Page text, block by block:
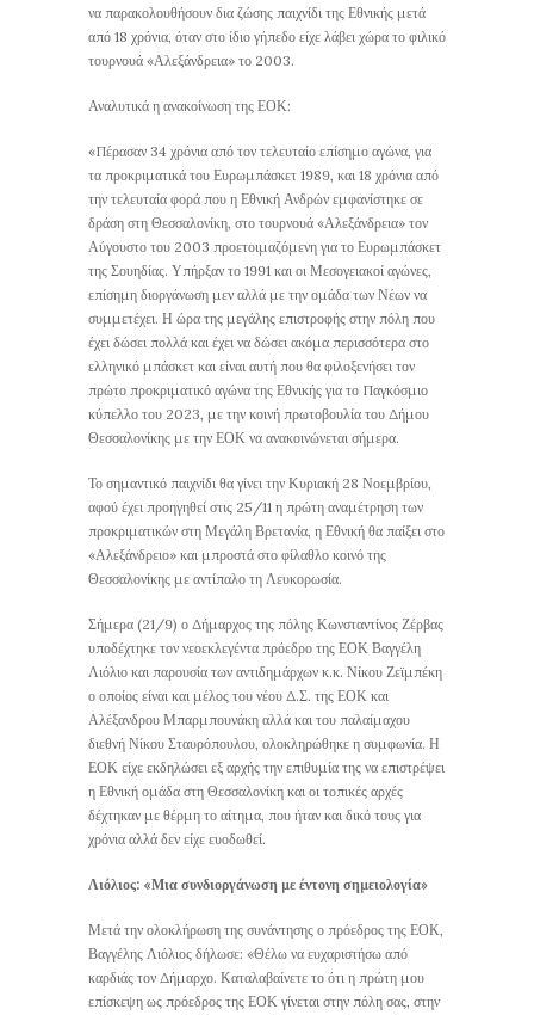
να παρακολουθήσουν δια ζώσης παιχνίδι της Εθνικής μετά
από 18 χρόνια, όταν στο ίδιο γήπεδο είχε λάβει χώρα το φιλικό
τουρνουά «Αλεξάνδρεια» το 2003.
Αναλυτικά η ανακοίνωση της ΕΟΚ:
«Πέρασαν 34 χρόνια από τον τελευταίο επίσημο αγώνα, για
τα προκριματικά του Ευρωμπάσκετ 1989, και 18 χρόνια από
την τελευταία φορά που η Εθνική Ανδρών εμφανίστηκε σε
δράση στη Θεσσαλονίκη, στο τουρνουά «Αλεξάνδρεια» τον
Αύγουστο του 2003 προετοιμαζόμενη για το Ευρωμπάσκετ
της Σουηδίας. Υπήρξαν το 1991 και οι Μεσογειακοί αγώνες,
επίσημη διοργάνωση μεν αλλά με την ομάδα των Νέων να
συμμετέχει. Η ώρα της μεγάλης επιστροφής στην πόλη που
έχει δώσει πολλά και έχει να δώσει ακόμα περισσότερα στο
ελληνικό μπάσκετ και είναι αυτή που θα φιλοξενήσει τον
πρώτο προκριματικό αγώνα της Εθνικής για το Παγκόσμιο
κύπελλο του 2023, με την κοινή πρωτοβουλία του Δήμου
Θεσσαλονίκης με την ΕΟΚ να ανακοινώνεται σήμερα.
Το σημαντικό παιχνίδι θα γίνει την Κυριακή 28 Νοεμβρίου,
αφού έχει προηγηθεί στις 25/11 η πρώτη αναμέτρηση των
προκριματικών στη Μεγάλη Βρετανία, η Εθνική θα παίξει στο
«Αλεξάνδρειο» και μπροστά στο φίλαθλο κοινό της
Θεσσαλονίκης με αντίπαλο τη Λευκορωσία.
Σήμερα (21/9) ο Δήμαρχος της πόλης Κωνσταντίνος Ζέρβας
υποδέχτηκε τον νεοεκλεγέντα πρόεδρο της ΕΟΚ Βαγγέλη
Λιόλιο και παρουσία των αντιδημάρχων κ.κ. Νίκου Ζεϊμπέκη
ο οποίος είναι και μέλος του νέου Δ.Σ. της ΕΟΚ και
Αλέξανδρου Μπαρμπουνάκη αλλά και του παλαίμαχου
διεθνή Νίκου Σταυρόπουλου, ολοκληρώθηκε η συμφωνία. Η
ΕΟΚ είχε εκδηλώσει εξ αρχής την επιθυμία της να επιστρέψει
η Εθνική ομάδα στη Θεσσαλονίκη και οι τοπικές αρχές
δέχτηκαν με θέρμη το αίτημα, που ήταν και δικό τους για
χρόνια αλλά δεν είχε ευοδωθεί.
Λιόλιος: «Μια συνδιοργάνωση με έντονη σημειολογία»
Μετά την ολοκλήρωση της συνάντησης ο πρόεδρος της ΕΟΚ,
Βαγγέλης Λιόλιος δήλωσε: «Θέλω να ευχαριστήσω από
καρδιάς τον Δήμαρχο. Καταλαβαίνετε το ότι η πρώτη μου
επίσκεψη ως πρόεδρος της ΕΟΚ γίνεται στην πόλη σας, στην